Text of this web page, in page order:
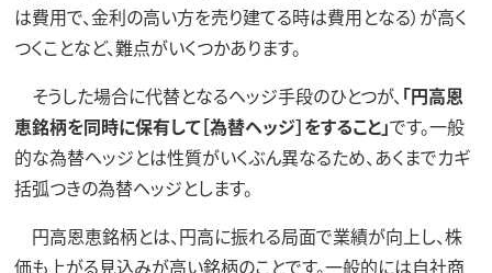
は費用で、金利の高い方を売り建てる時は費用となる）が高く
つくことなど、難点がいくつかあります。
そうした場合に代替となるヘッジ手段のひとつが、 「円高恩
恵銘柄を同時に保有して［為替ヘッジ］をすること」です。一般
的な為替ヘッジとは性質がいくぶん異なるため、あくまでカギ
括弧つきの為替ヘッジとします。
円高恩恵銘柄とは、円高に振れる局面で業績が向上し、株
価も上がる見込みが高い銘柄のことです。一般的には自社商